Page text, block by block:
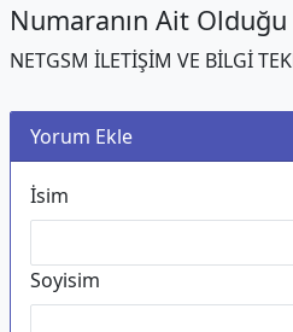
Numaranın Ait Olduğu
NETGSM İLETİŞİM VE BİLGİ
Yorum Ekle
İsim
Soyisim